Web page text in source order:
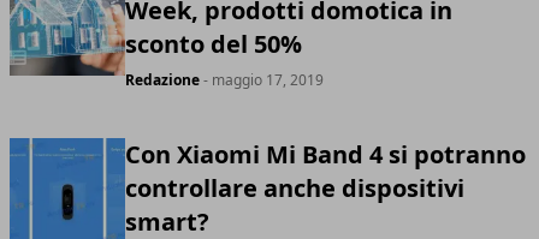
Week, prodotti domotica in
sconto del 50%
Redazione- maggio 17, 2019
Con Xiaomi Mi Band 4 si potranno
controllare anche dispositivi
smart?